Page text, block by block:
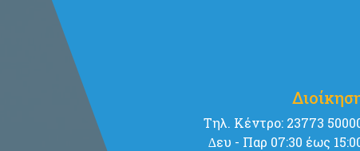
Tηλ. Κέντρο: 23773
∆ευ - Παρ 07:30 έως